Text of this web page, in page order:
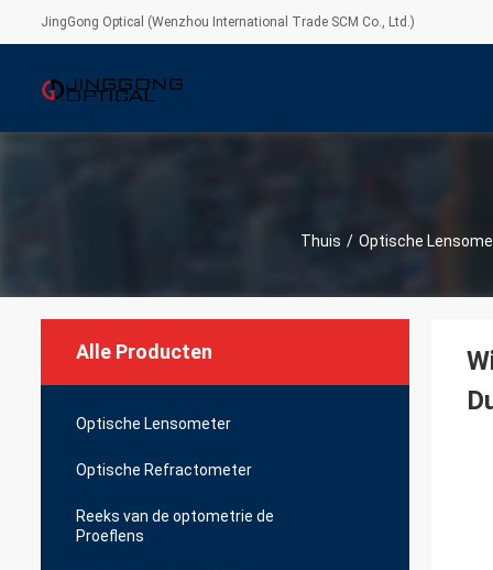
JingGong Optical (Wenzhou International Trade SCM Co., Ltd.)
Thuis / Optische
Alle Producten
Optische Lensometer
Optische Refractometer
Reeks van de optometrie de
Proeflens